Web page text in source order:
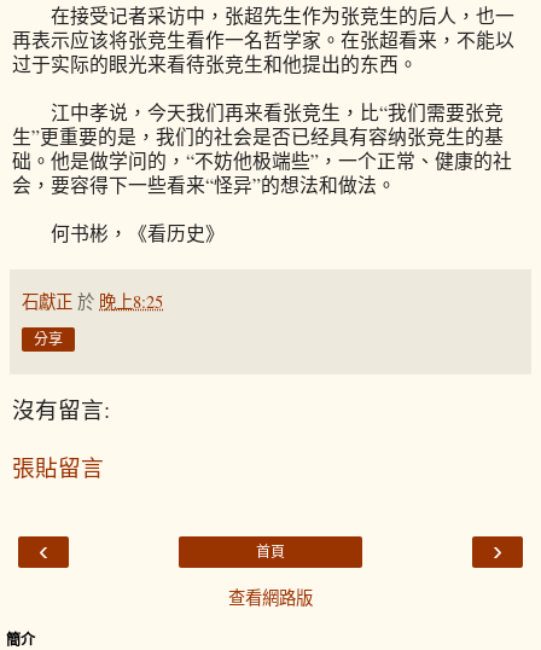
在接受记者采访中，张超先生作为张竞生的后人，也一
再表示应该将张竞生看作一名哲学家。在张超看来，不能以
过于实际的眼光来看待张竞生和他提出的东西。
江中孝说，今天我们再来看张竞生，比“我们需要张竞
生”更重要的是，我们的社会是否已经具有容纳张竞生的基
础。他是做学问的，“不妨他极端些”，一个正常、健康的社
会，要容得下一些看来“怪异”的想法和做法。
何书彬，《看历史》
石獻正 於 晚上8:25
分享
沒有留言:
張貼留言
‹ ›
首頁
查看網路版
簡介